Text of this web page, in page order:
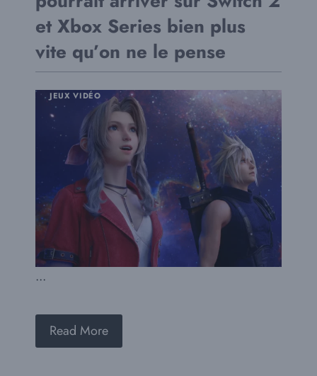
et Xbox Series bien plus
vite qu’on ne le pense
JEUX VIDÉO
...
Read More